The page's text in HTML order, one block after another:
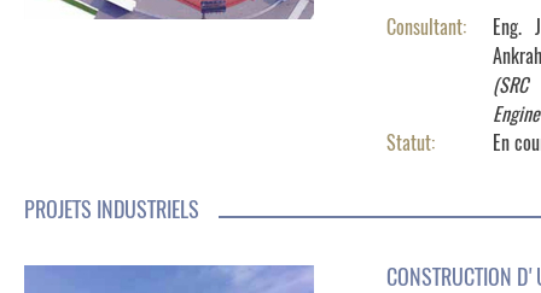
Consultant:
Eng.
Ankrah
(SRC
Statut:
En
PROJETS INDUSTRIELS
CONSTRUCTION